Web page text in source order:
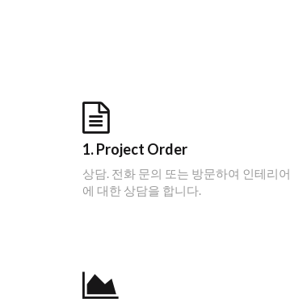
1. Project Order
상담. 전화 문의 또는 방문하여 인테리어
에 대한 상담을 합니다.